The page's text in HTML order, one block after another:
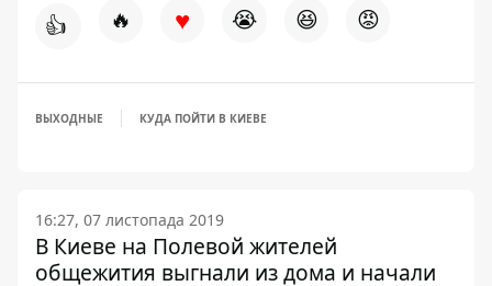
👍 🔥 ♥ 😭 😆 😡
ВЫХОДНЫЕ КУДА ПОЙТИ В КИЕВЕ
16:27, 07 листопада 2019
В Киеве на Полевой жителей
общежития выгнали из дома и начали